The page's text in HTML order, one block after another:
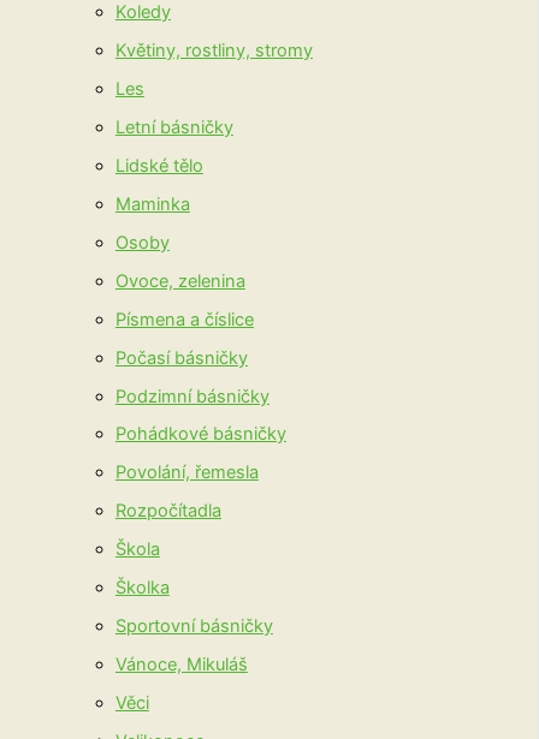
Koledy
Květiny, rostliny, stromy
Les
Letní básničky
Lidské tělo
Maminka
Osoby
Ovoce, zelenina
Písmena a číslice
Počasí básničky
Podzimní básničky
Pohádkové básničky
Povolání, řemesla
Rozpočítadla
Škola
Školka
Sportovní básničky
Vánoce, Mikuláš
Věci